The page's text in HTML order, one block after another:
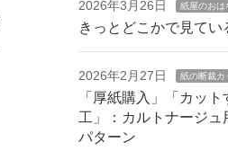
2026年3月26日 紙屋のおは
きっとどこかで見てい
2026年2月27日 紙の断裁カ
「厚紙購入」「カッ
工」：カルトナージュ
パターン